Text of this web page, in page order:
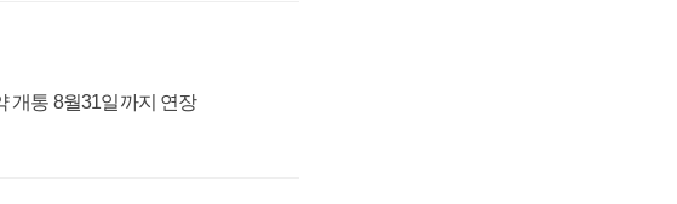
개통 8월31일까지 연장